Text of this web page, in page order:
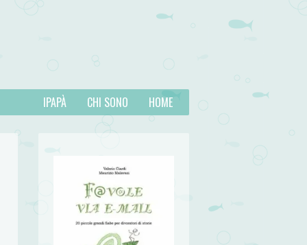
HOME
CHI SONO
IPAPÀ